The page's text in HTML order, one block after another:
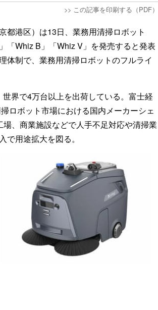
>> この記事を印刷する（PDF）
都港区）は13日、業務用清掃ロボット
「Whiz B」「Whiz V」を発売すると発表
体制で、業務用清掃ロボットのフルライ
界で4万台以上を出荷している。富士経
ロボット市場における国内メーカーシェ
、商業施設などで人手不足対応や清掃業
用途拡大を図る。